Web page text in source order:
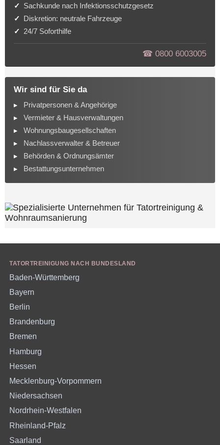
Sachkunde nach Infektionsschutzgesetz
Diskretion: neutrale Fahrzeuge
24/7 Soforthilfe
☎︎ 0800 6003005
Wir sind für Sie da
Privatpersonen & Angehörige
Vermieter & Hausverwaltungen
Wohnungsbaugesellschaften
Nachlassverwalter & Betreuer
Behörden & Ordnungsämter
Bestattungsunternehmen
TATORTREINIGUNG NACH BUNDESLAND
Baden-Württemberg
Bayern
Berlin
Brandenburg
Bremen
Hamburg
Hessen
Mecklenburg-Vorpommern
Niedersachsen
Nordrhein-Westfalen
Rheinland-Pfalz
Saarland